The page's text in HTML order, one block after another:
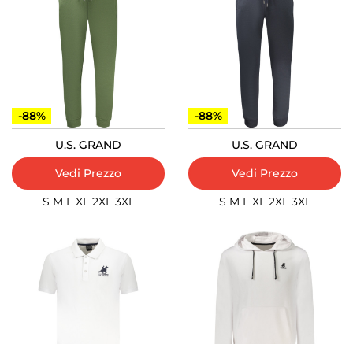
-88%
U.S. GRAND
Vedi Prezzo
S M L XL 2XL 3XL
-88%
U.S. GRAND
Vedi Prezzo
S M L XL 2XL 3XL